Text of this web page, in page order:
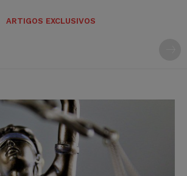
ARTIGOS EXCLUSIVOS